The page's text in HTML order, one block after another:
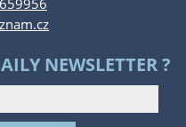
NEWSLETTER ?